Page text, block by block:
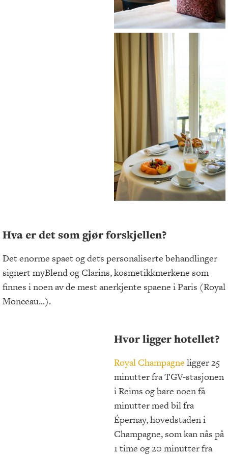
Hva er det som gjør forskjellen?
Det enorme spaet og dets personaliserte behandlinger
signert myBlend og Clarins, kosmetikkmerkene som
finnes i noen av de mest anerkjente spaene i Paris (Royal
Monceau...).
Hvor ligger hotellet?
Royal Champagne ligger 25
minutter fra TGV-stasjonen
i Reims og bare noen få
minutter med bil fra
Épernay, hovedstaden i
Champagne, som kan nås på
1 time og 20 minutter fra